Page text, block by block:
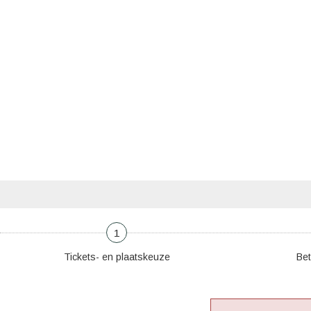
1
Tickets- en plaatskeuze